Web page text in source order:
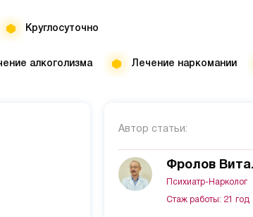
Круглосуточно
алкоголизма Лечение наркомании
Автор статьи:
Фролов
Психиатр-Нарколог
Стаж работы: 21 год